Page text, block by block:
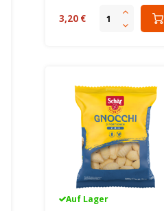
3,20 €
Auf Lager